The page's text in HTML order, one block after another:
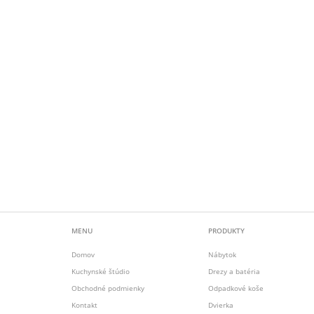
MENU
Domov
Kuchynské štúdio
Obchodné podmienky
Kontakt
PRODUKTY
Nábytok
Drezy a batéria
Odpadkové koše
Dvierka